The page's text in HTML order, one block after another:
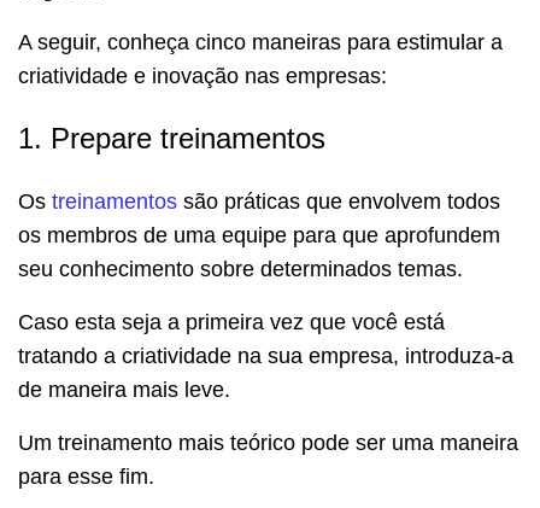
A seguir, conheça cinco maneiras para estimular a
criatividade e inovação nas empresas:
1. Prepare treinamentos
Os treinamentos são práticas que envolvem todos
os membros de uma equipe para que aprofundem
seu conhecimento sobre determinados temas.
Caso esta seja a primeira vez que você está
tratando a criatividade na sua empresa, introduza-a
de maneira mais leve.
Um treinamento mais teórico pode ser uma maneira
para esse fim.